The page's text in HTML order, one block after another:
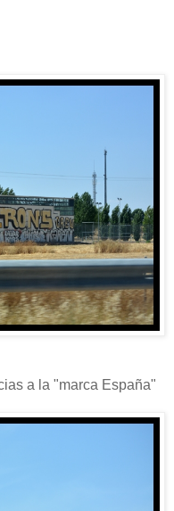
a la "marca España"